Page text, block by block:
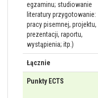
egzaminu; studiowanie
literatury przygotowanie:
pracy pisemnej, projektu,
prezentacji, raportu,
wystąpienia; itp.)
Łącznie
Punkty ECTS